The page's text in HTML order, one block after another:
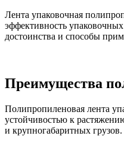
Лента упаковочная
эффективность
достоинства и способы
Преимущества
Полипропиленовая лента
устойчивостью к
и крупногабаритных грузов.